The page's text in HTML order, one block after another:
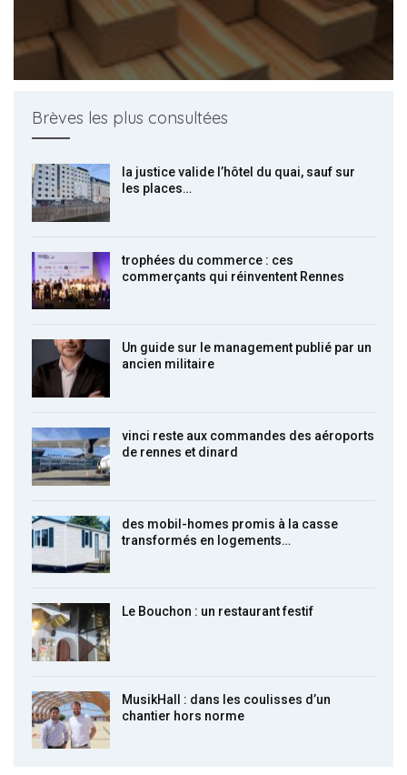
Brèves les plus consultées
la justice valide l’hôtel du quai, sauf sur
les places…
trophées du commerce : ces
commerçants qui réinventent Rennes
Un guide sur le management publié par un
ancien militaire
vinci reste aux commandes des aéroports
de rennes et dinard
des mobil-homes promis à la casse
transformés en logements…
Le Bouchon : un restaurant festif
MusikHall : dans les coulisses d’un
chantier hors norme